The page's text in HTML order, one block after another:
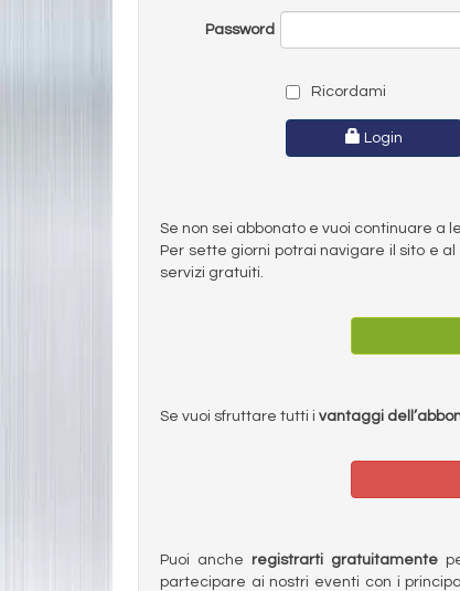
Password
Ricordami
Login
Se non sei abbonato e vuoi continuare a
Per sette giorni potrai navigare il sito e
servizi gratuiti.
Se vuoi sfruttare tutti i vantaggi
Puoi anche registrarti gratuitamente
partecipare ai nostri eventi con i